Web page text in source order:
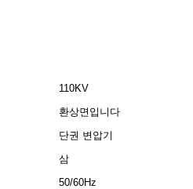
110KV
환상면입니다
단권 변압기
삼
50/60Hz